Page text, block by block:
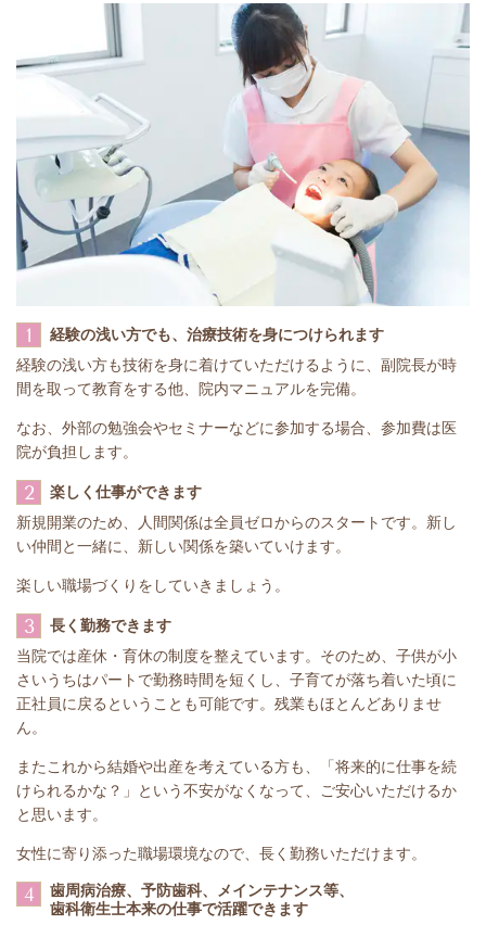
1 経験の浅い方でも、治療技術を身につけられます
​経験の浅い方も技術を身に着けていただけるように、副院長が時
間を取って教育をする他、院内マニュアルを完備。
なお、外部の勉強会やセミナーなどに参加する場合、参加費は医
院が負担します。
2 楽しく仕事ができます
新規開業のため、人間関係は全員ゼロからのスタートです。新し
い仲間と一緒に、新しい関係を築いていけます。
楽しい職場づくりをしていきましょう。
3 長く勤務できます
当院では産休・育休の制度を整えています。そのため、子供が小
さいうちはパートで勤務時間を短くし、子育てが落ち着いた頃に
正社員に戻るということも可能です。残業もほとんどありませ
ん。
またこれから結婚や出産を考えている方も、「将来的に仕事を続
けられるかな？」という不安がなくなって、ご安心いただけるか
と思います。
女性に寄り添った職場環境なので、長く勤務いただけます。
4
歯周病治療、予防歯科、メインテナンス等、
歯科衛生士本来の仕事で活躍できます